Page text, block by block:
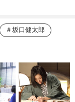
坂口健太郎